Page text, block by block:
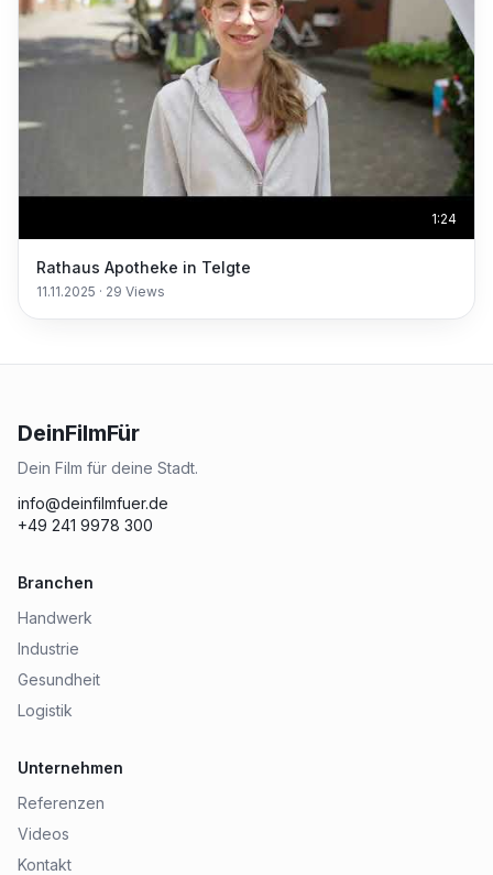
1:24
Rathaus Apotheke in Telgte
11.11.2025 · 29 Views
DeinFilmFür
Dein Film für deine Stadt.
info@deinfilmfuer.de
+49 241 9978 300
Branchen
Handwerk
Industrie
Gesundheit
Logistik
Unternehmen
Referenzen
Videos
Kontakt